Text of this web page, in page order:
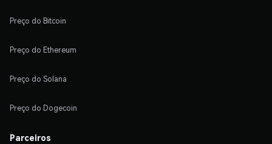
Preço do Bitcoin
Preço do Ethereum
Preço do Solana
Preço do Dogecoin
Parceiros